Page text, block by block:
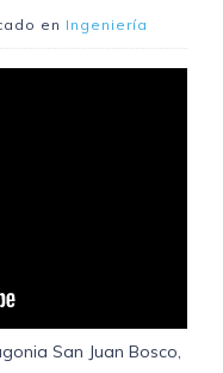
en Ingeniería
San Juan Bosco,